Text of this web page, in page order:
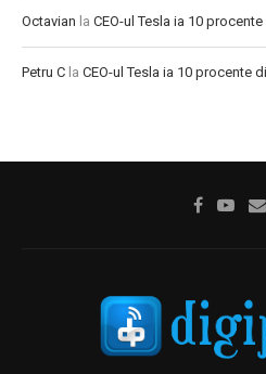
Octavian la CEO-ul Tesla ia 10
Petru C la CEO-ul Tesla ia 10 procente